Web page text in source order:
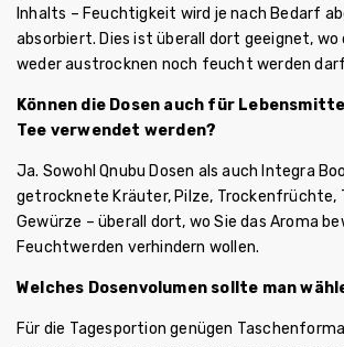
Inhalts – Feuchtigkeit wird je nach Bedarf
absorbiert. Dies ist überall dort geeignet, wo
weder austrocknen noch feucht werden
Können die Dosen auch für
Tee verwendet werden?
Ja. Sowohl Qnubu Dosen als auch Integra
getrocknete Kräuter, Pilze, Trockenfrüchte,
Gewürze – überall dort, wo Sie das Aroma
Feuchtwerden verhindern wollen.
Welches Dosenvolumen sollte man
Für die Tagesportion genügen